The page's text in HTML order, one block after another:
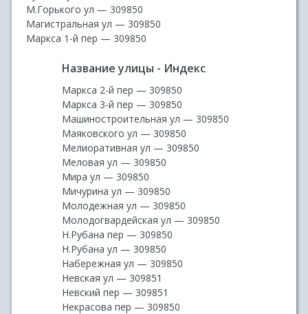
М.Горького ул — 309850
Магистральная ул — 309850
Маркса 1-й пер — 309850
Название улицы - Индекс
Маркса 2-й пер — 309850
Маркса 3-й пер — 309850
Машиностроительная ул — 309850
Маяковского ул — 309850
Мелиоративная ул — 309850
Меловая ул — 309850
Мира ул — 309850
Мичурина ул — 309850
Молодежная ул — 309850
Молодогвардейская ул — 309850
Н.Рубана пер — 309850
Н.Рубана ул — 309850
Набережная ул — 309850
Невская ул — 309851
Невский пер — 309851
Некрасова пер — 309850